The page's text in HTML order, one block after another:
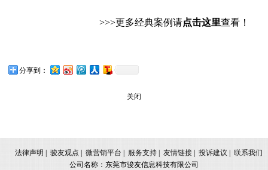
>>>更多经典案例请点击这里查看！
分享到：
关闭
法律声明 骏友观点 微营销平台 服务支持 友情链接 投诉建议
联系我们
公司名称：东莞市骏友信息科技有限公司